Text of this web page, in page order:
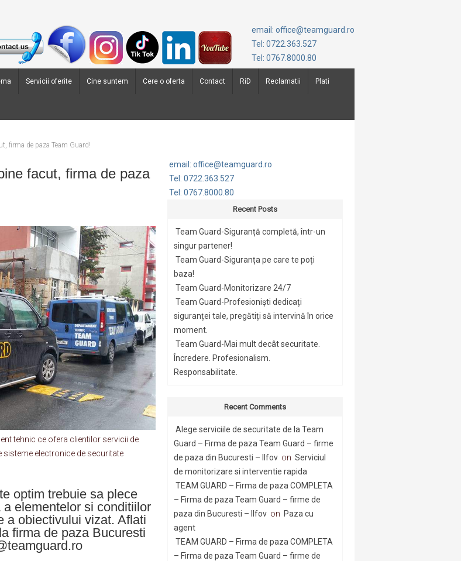
email: office@teamguard.ro
Tel: 0722.363.527
Tel: 0767.8000.80
Servicii oferite Cine suntem Cere o oferta Contact RiD Reclamatii Plati
firma de paza Team Guard!
facut, firma de paza
tehnic ce ofera clientilor servicii de
sisteme electronice de securitate
optim trebuie sa plece
elementelor si conditiilor
a obiectivului vizat. Aflati
firma de paza Bucuresti
email: office@teamguard.ro
Tel: 0722.363.527
Tel: 0767.8000.80
Recent Posts
Team Guard-Siguranță completă, într-un
singur partener!
Team Guard-Siguranța pe care te poți
baza!
Team Guard-Monitorizare 24/7
Team Guard-Profesioniști dedicați
siguranței tale, pregătiți să intervină în orice
moment.
Team Guard-Mai mult decât securitate.
Încredere. Profesionalism.
Responsabilitate.
Recent Comments
Alege serviciile de securitate de la Team
Guard – Firma de paza Team Guard – firme
de paza din Bucuresti – Ilfov on Serviciul
de monitorizare si interventie rapida
TEAM GUARD – Firma de paza COMPLETA
– Firma de paza Team Guard – firme de
paza din Bucuresti – Ilfov on Paza cu
agent
TEAM GUARD – Firma de paza COMPLETA
– Firma de paza Team Guard – firme de